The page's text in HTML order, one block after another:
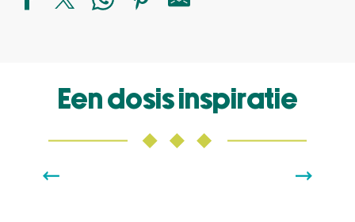
Een dosis inspiratie
L’UNIVERS DU POÈTE FERRAILLEUR